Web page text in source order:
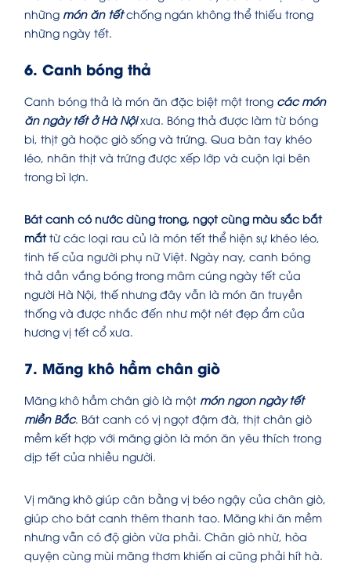
những món ăn tếtchống ngán không thể thiếu trong
những ngày tết.
6. Canh bóng thả
Canh bóng thả là món ăn đặc biệt một trong các món
ăn ngày tết ở Hà Nộixưa. Bóng thả được làm từ bóng
bi, thịt gà hoặc giò sống và trứng. Qua bàn tay khéo
léo, nhân thịt và trứng được xếp lớp và cuộn lại bên
trong bì lợn.
Bát canh có nước dùng trong, ngọt cùng màu sắc bắt
mắttừ các loại rau củ là món tết thể hiện sự khéo léo,
tinh tế của người phụ nữ Việt. Ngày nay, canh bóng
thả dần vắng bóng trong mâm cúng ngày tết của
người Hà Nội, thế nhưng đây vẫn là món ăn truyền
thống và được nhắc đến như một nét đẹp ẩm của
hương vị tết cổ xưa.
7. Măng khô hầm chân giò
Măng khô hầm chân giò là một món ngon ngày tết
miền Bắc. Bát canh có vị ngọt đậm đà, thịt chân giò
mềm kết hợp với măng giòn là món ăn yêu thích trong
dịp tết của nhiều người.
Vị măng khô giúp cân bằng vị béo ngậy của chân giò,
giúp cho bát canh thêm thanh tao. Măng khi ăn mềm
nhưng vẫn có độ giòn vừa phải. Chân giò nhừ, hòa
quyện cùng mùi măng thơm khiến ai cũng phải hít hà.